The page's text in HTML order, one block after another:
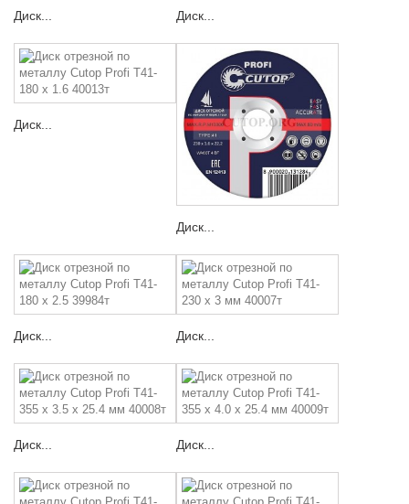
Диск... Диск...
Диск...
Диск...
Диск... Диск...
Диск... Диск...